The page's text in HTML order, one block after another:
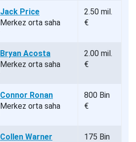
Jack Price
Merkez orta saha
2.50 mil.
€
Bryan Acosta
Merkez orta saha
2.00 mil.
€
Connor Ronan
Merkez orta saha
800 Bin
€
Collen Warner
175 Bin